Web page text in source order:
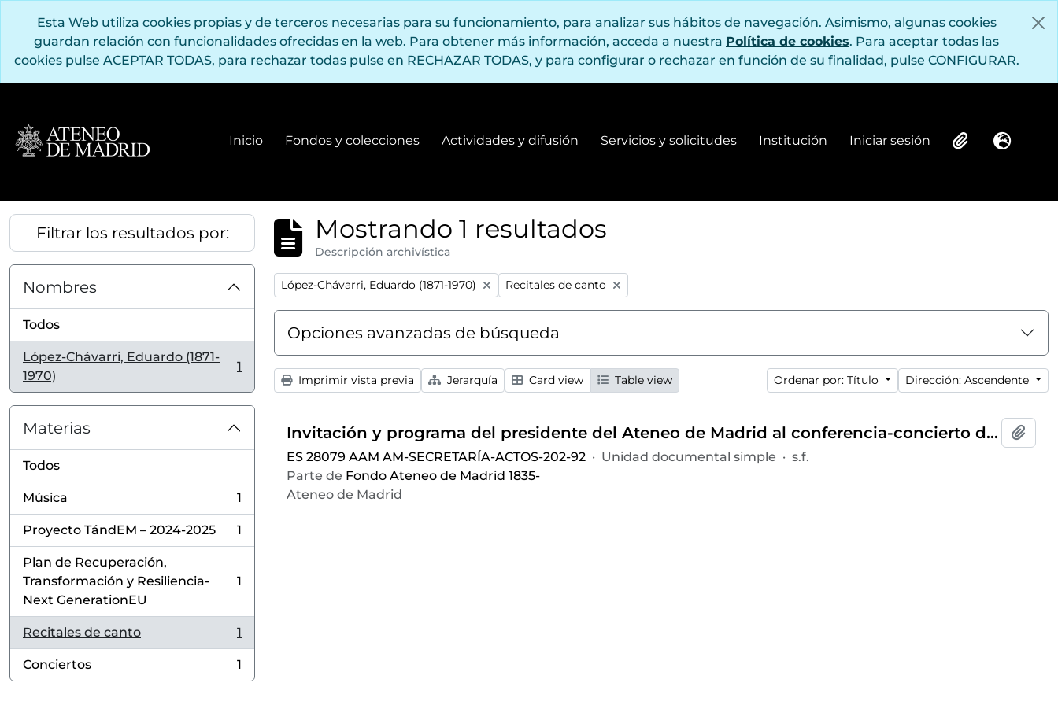
Esta Web utiliza cookies propias y de terceros necesarias para su funcionamiento, para analizar sus hábitos de navegación. Asimismo, algunas cookies
guardan relación con funcionalidades ofrecidas en la web. Para obtener más información, acceda a nuestra Política de cookies. Para aceptar todas las
cookies pulse ACEPTAR TODAS, para rechazar todas pulse en RECHAZAR TODAS, y para configurar o rechazar en función de su finalidad, pulse CONFIGURAR.
Inicio Fondos y colecciones
Fondos y colecciones
Actividades y difusión
Actividades y difusión
Servicios y solicitudes Institución
Institución
Iniciar sesión
Iniciar sesión ClipboardIdioma
Filtrar los resultados por:
Nombres
Todos
López-Chávarri, Eduardo (1871-
1970)
, 1 resultados
1
Materias
Todos
Música
, 1 resultados
1
Proyecto TándEM – 2024-2025
, 1 resultados
1
Plan de Recuperación,
Transformación y Resiliencia-
Next GenerationEU
, 1 resultados
1
Recitales de canto
, 1 resultados
1
Conciertos
, 1 resultados
1
Mostrando 1 resultados
Descripción archivística
Remove filter:
López-Chávarri, Eduardo (1871-1970) Remove filter:
Recitales de canto
Opciones avanzadas de búsqueda
Imprimir vista previa Jerarquía Card view Table view Ordenar por: Título Dirección: Ascendente
Invitación y programa del presidente del Ateneo de Madrid al conferencia-concierto dentro del ciclo
ES 28079 AAM AM-SECRETARÍA-ACTOS-202-92 · Unidad documental simple · s.f.
Parte de Fondo Ateneo de Madrid 1835-
Ateneo de Madrid